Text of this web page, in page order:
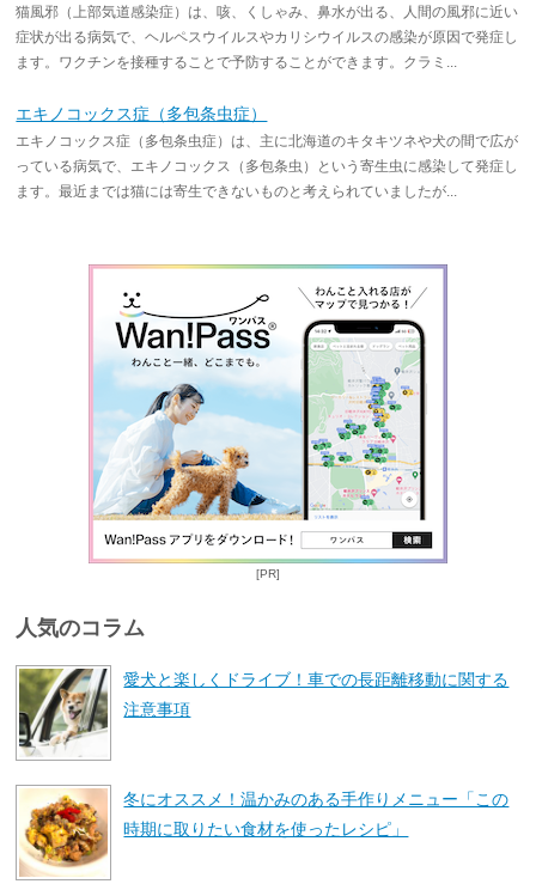
猫風邪（上部気道感染症）は、咳、くしゃみ、鼻水が出る、人間の風邪に近い
症状が出る病気で、ヘルペスウイルスやカリシウイルスの感染が原因で発症し
ます。ワクチンを接種することで予防することができます。クラミ...
エキノコックス症（多包条虫症）
エキノコックス症（多包条虫症）は、主に北海道のキタキツネや犬の間で広が
っている病気で、エキノコックス（多包条虫）という寄生虫に感染して発症し
ます。最近までは猫には寄生できないものと考えられていましたが...
[PR]
人気のコラム
愛犬と楽しくドライブ！車での長距離移動に関する
注意事項
冬にオススメ！温かみのある手作りメニュー「この
時期に取りたい食材を使ったレシピ」